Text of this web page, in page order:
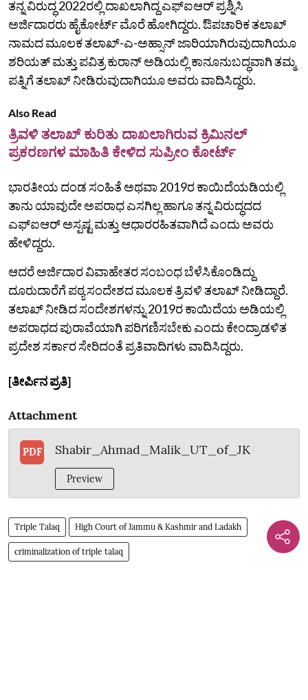
ತನ್ನ ವಿರುದ್ಧ 2022ರಲ್ಲಿ ದಾಖಲಾಗಿದ್ದ ಎಫ್‌ಐಆರ್‌ ಪ್ರಶ್ನಿಸಿ
ಅರ್ಜಿದಾರರು ಹೈಕೋರ್ಟ್‌ ಮೊರೆ ಹೋಗಿದ್ದರು. ಔಪಚಾರಿಕ ತಲಾಖ್
ನಾಮದ ಮೂಲಕ ತಲಾಖ್-ಎ-ಅಹ್ಸಾನ್ ಜಾರಿಯಾಗಿರುವುದಾಗಿಯೂ
ಶರಿಯತ್ ಮತ್ತು ಪವಿತ್ರ ಕುರಾನ್ ಅಡಿಯಲ್ಲಿ ಕಾನೂನುಬದ್ಧವಾಗಿ ತಮ್ಮ
ಪತ್ನಿಗೆ ತಲಾಖ್‌ ನೀಡಿರುವುದಾಗಿಯೂ ಅವರು ವಾದಿಸಿದ್ದರು.
Also Read
ತ್ರಿವಳಿ ತಲಾಖ್ ಕುರಿತು ದಾಖಲಾಗಿರುವ ಕ್ರಿಮಿನಲ್
ಪ್ರಕರಣಗಳ ಮಾಹಿತಿ ಕೇಳಿದ ಸುಪ್ರೀಂ ಕೋರ್ಟ್
ಭಾರತೀಯ ದಂಡ ಸಂಹಿತೆ ಅಥವಾ 2019ರ ಕಾಯಿದೆಯಡಿಯಲ್ಲಿ
ತಾನು ಯಾವುದೇ ಅಪರಾಧ ಎಸಗಿಲ್ಲ ಹಾಗೂ ತನ್ನ ವಿರುದ್ಧದದ
ಎಫ್‌ಐಆರ್ ಅಸ್ಪಷ್ಟ ಮತ್ತು ಆಧಾರರಹಿತವಾಗಿದೆ ಎಂದು ಅವರು
ಹೇಳಿದ್ದರು.
ಆದರೆ ಅರ್ಜಿದಾರ ವಿವಾಹೇತರ ಸಂಬಂಧ ಬೆಳೆಸಿಕೊಂಡಿದ್ದು
ದೂರುದಾರೆಗೆ ಪಠ್ಯ ಸಂದೇಶದ ಮೂಲಕ ತ್ರಿವಳಿ ತಲಾಖ್‌ ನೀಡಿದ್ದಾರೆ.
ತಲಾಖ್‌ ನೀಡಿದ ಸಂದೇಶಗಳನ್ನು 2019ರ ಕಾಯಿದೆಯ ಅಡಿಯಲ್ಲಿ
ಅಪರಾಧದ ಪುರಾವೆಯಾಗಿ ಪರಿಗಣಿಸಬೇಕು ಎಂದು ಕೇಂದ್ರಾಡಳಿತ
ಪ್ರದೇಶ ಸರ್ಕಾರ ಸೇರಿದಂತೆ ಪ್ರತಿವಾದಿಗಳು ವಾದಿಸಿದ್ದರು.
[ತೀರ್ಪಿನ ಪ್ರತಿ]
Attachment
PDF Shabir_Ahmad_Malik_UT_of_JK
Preview
Triple Talaq High Court of Jammu & Kashmir and Ladakh
criminalization of triple talaq